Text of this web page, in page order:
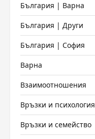
България | Варна
България | Други
България | София
Варна
Взаимоотношения
Връзки и психология
Връзки и семейство